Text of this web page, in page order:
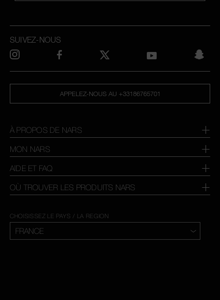
APPELEZ-NOUS AU +33186765701
À PROPOS DE NARS
MON NARS
AIDE ET FAQ
OÙ TROUVER LES PRODUITS NARS
SUIVEZ-NOUS
CHOISISSEZ LE PAYS / LA REGION